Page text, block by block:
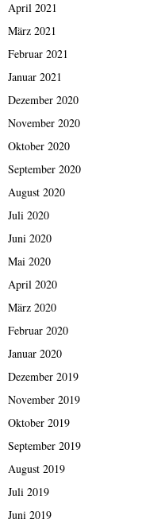
April 2021
März 2021
Februar 2021
Januar 2021
Dezember 2020
November 2020
Oktober 2020
September 2020
August 2020
Juli 2020
Juni 2020
Mai 2020
April 2020
März 2020
Februar 2020
Januar 2020
Dezember 2019
November 2019
Oktober 2019
September 2019
August 2019
Juli 2019
Juni 2019